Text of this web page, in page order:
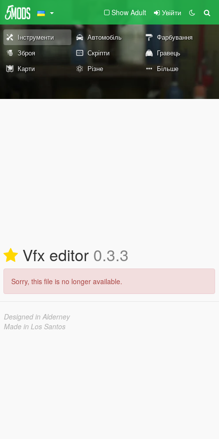
Show Adult Увійти
Інструменти Автомобіль
Фарбування
Зброя
Скріпти
Гравець
Карти
Різне Більше
Vfx editor 0.3.3
Sorry, this file is no longer available.
Designed in Alderney
Made in Los Santos